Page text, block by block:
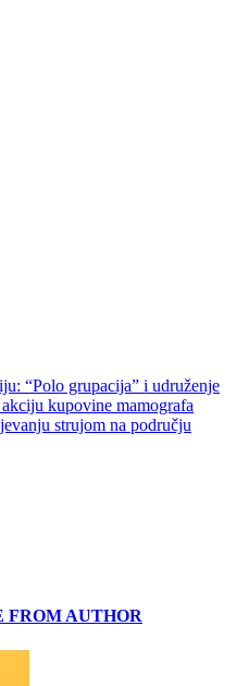
“Polo grupacija” i udruženje
kupovine mamografa
strujom na području
FROM AUTHOR